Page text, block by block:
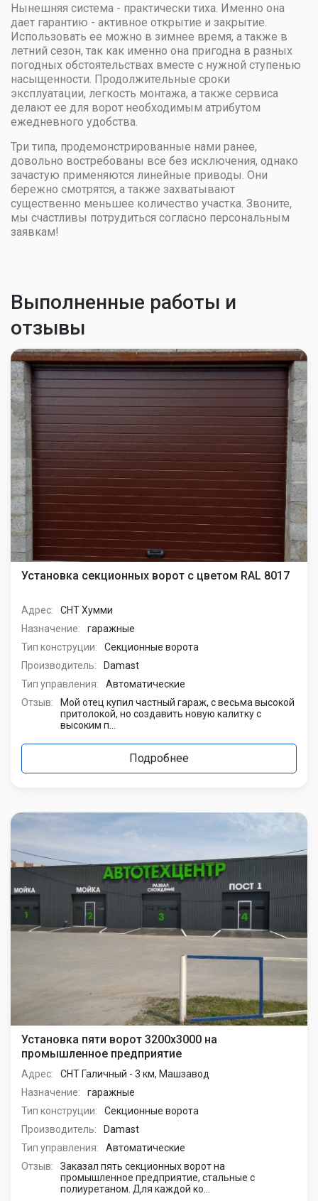
Нынешняя система - практически тиха. Именно она
дает гарантию - активное открытие и закрытие.
Использовать ее можно в зимнее время, а также в
летний сезон, так как именно она пригодна в разных
погодных обстоятельствах вместе с нужной ступенью
насыщенности. Продолжительные сроки
эксплуатации, легкость монтажа, а также сервиса
делают ее для ворот необходимым атрибутом
ежедневного удобства.
Три типа, продемонстрированные нами ранее,
довольно востребованы все без исключения, однако
зачастую применяются линейные приводы. Они
бережно смотрятся, а также захватывают
существенно меньшее количество участка. Звоните,
мы счастливы потрудиться согласно персональным
заявкам!
Выполненные работы и
отзывы
Установка секционных ворот с цветом RAL 8017
Адрес:
СНТ Хумми
Назначение:
гаражные
Тип конструции:
Секционные ворота
Производитель:
Damast
Тип управления:
Автоматические
Отзыв:
Мой отец купил частный гараж, с весьма высокой
притолокой, но создавить новую калитку с
высоким п...
Подробнее
Установка пяти ворот 3200х3000 на
промышленное предприятие
Адрес:
СНТ Галичный - 3 км, Машзавод
Назначение:
гаражные
Тип конструции:
Секционные ворота
Производитель:
Damast
Тип управления:
Автоматические
Отзыв:
Заказал пять секционных ворот на
промышленное предприятие, стальные с
полиуретаном. Для каждой ко...